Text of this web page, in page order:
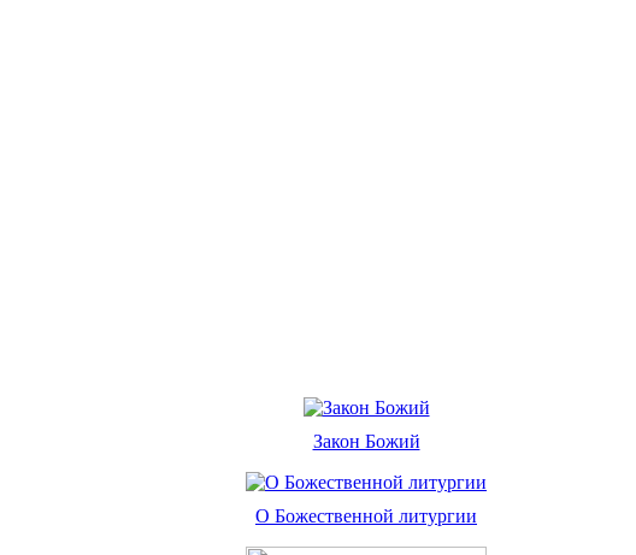
Закон Божий
О Божественной литургии